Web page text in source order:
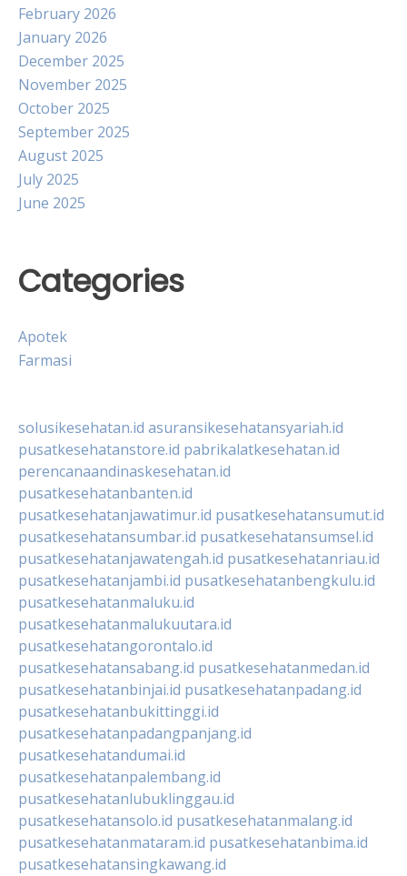
February 2026
January 2026
December 2025
November 2025
October 2025
September 2025
August 2025
July 2025
June 2025
Categories
Apotek
Farmasi
solusikesehatan.id asuransikesehatansyariah.id
pusatkesehatanstore.id pabrikalatkesehatan.id
perencanaandinaskesehatan.id
pusatkesehatanbanten.id
pusatkesehatanjawatimur.id pusatkesehatansumut.id
pusatkesehatansumbar.id pusatkesehatansumsel.id
pusatkesehatanjawatengah.id pusatkesehatanriau.id
pusatkesehatanjambi.id pusatkesehatanbengkulu.id
pusatkesehatanmaluku.id
pusatkesehatanmalukuutara.id
pusatkesehatangorontalo.id
pusatkesehatansabang.id pusatkesehatanmedan.id
pusatkesehatanbinjai.id pusatkesehatanpadang.id
pusatkesehatanbukittinggi.id
pusatkesehatanpadangpanjang.id
pusatkesehatandumai.id
pusatkesehatanpalembang.id
pusatkesehatanlubuklinggau.id
pusatkesehatansolo.id pusatkesehatanmalang.id
pusatkesehatanmataram.id pusatkesehatanbima.id
pusatkesehatansingkawang.id